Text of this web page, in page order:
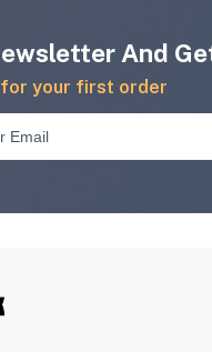
And
your first order